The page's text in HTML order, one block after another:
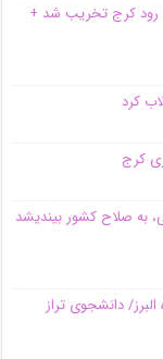
رود کرج تخریب شد +
به صلاح کشور بیندیشد
دانشجوی تراز